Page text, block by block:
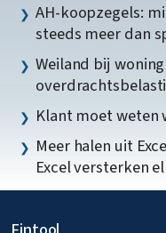
AH-koopzegels:
steeds meer dan
Weiland bij
Klant moet weten
Meer halen uit
Excel versterken